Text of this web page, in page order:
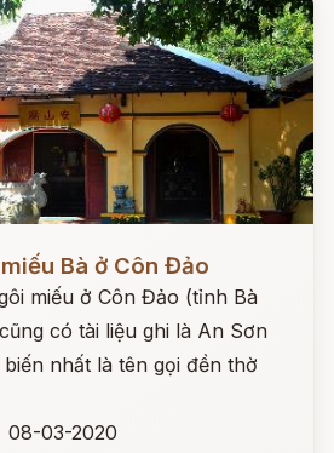
Bà ở Côn Đảo
miếu ở Côn Đảo (tỉnh Bà
có tài liệu ghi là An Sơn
nhất là tên gọi đền thờ
08-03-2020